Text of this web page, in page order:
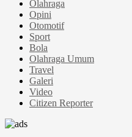
Olahraga
Opini
Otomotif
Sport
Bola
Olahraga Umum
Travel
Galeri
Video
Citizen Reporter